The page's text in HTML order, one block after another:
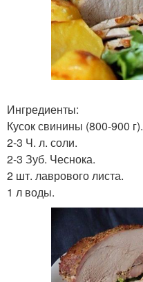
Ингредиенты:
Кусок свинины (800-900 г).
2-3 Ч. л. соли.
2-3 Зуб. Чеснока.
2 шт. лаврового листа.
1 л воды.